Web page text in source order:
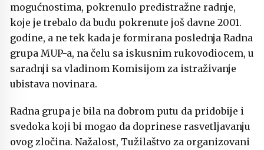
mogućnostima, pokrenulo predistražne radnje,
koje je trebalo da budu pokrenute još davne 2001.
godine, a ne tek kada je formirana poslednja Radna
grupa MUP-a, na čelu sa iskusnim rukovodiocem, u
saradnji sa vladinom Komisijom za istraživanje
ubistava novinara.
Radna grupa je bila na dobrom putu da pridobije i
svedoka koji bi mogao da doprinese rasvetljavanju
ovog zločina. Nažalost, Tužilaštvo za organizovani